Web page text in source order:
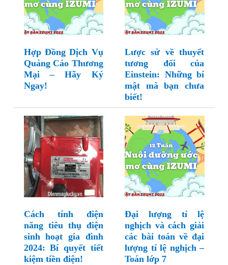
Hợp Đồng Dịch Vụ
Quảng Cáo Thương
Mại – Hãy Ký
Ngay!
Lược sử về thuyết
tương đối của
Einstein: Những bí
mật mà bạn chưa
biết!
Cách tính điện
năng tiêu thụ điện
sinh hoạt gia đình
2024: Bí quyết tiết
kiệm tiền điện!
Đại lượng tỉ lệ
nghịch và cách giải
các bài toán về đại
lượng tỉ lệ nghịch –
Toán lớp 7